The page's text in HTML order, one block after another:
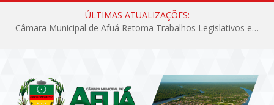
ÚLTIMAS ATUALIZAÇÕES:
Câmara Municipal de Afuá Retoma Trabalhos Legislativos em Sessão Ordinária